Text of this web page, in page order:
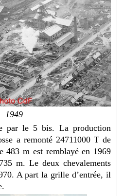
1949
par le 5 bis. La production
a remonté 24711000 T de
483 m est remblayé en 1969
m. Le deux chevalements
A part la grille d’entrée, il